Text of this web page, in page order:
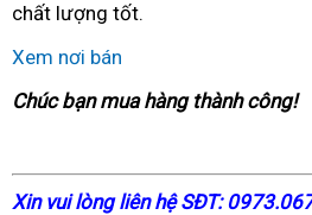
chất lượng tốt.
Xem nơi bán
Chúc bạn mua hàng thành công!
Xin vui lòng liên hệ SĐT: